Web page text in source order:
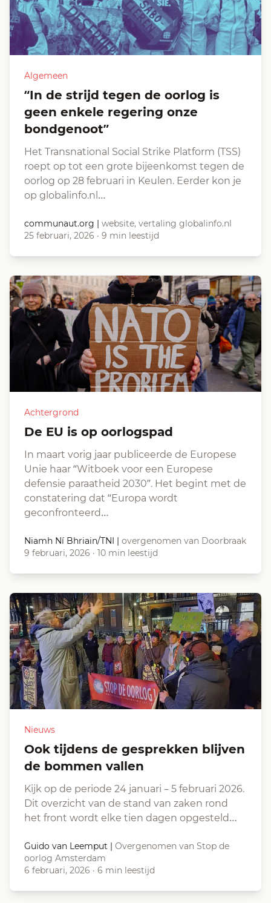
Algemeen
“In de strijd tegen de oorlog is
geen enkele regering onze
bondgenoot”
Het Transnational Social Strike Platform (TSS)
roept op tot een grote bijeenkomst tegen de
oorlog op 28 februari in Keulen. Eerder kon je
op globalinfo.nl…
communaut.org | website, vertaling globalinfo.nl
25 februari, 2026 · 9 min leestijd
Achtergrond
De EU is op oorlogspad
In maart vorig jaar publiceerde de Europese
Unie haar “Witboek voor een Europese
defensie paraatheid 2030”. Het begint met de
constatering dat “Europa wordt
geconfronteerd…
Niamh Ní Bhriain/TNI | overgenomen van Doorbraak
9 februari, 2026 · 10 min leestijd
Nieuws
Ook tijdens de gesprekken blijven
de bommen vallen
Kijk op de periode 24 januari – 5 februari 2026.
Dit overzicht van de stand van zaken rond
het front wordt elke tien dagen opgesteld…
Guido van Leemput | Overgenomen van Stop de
oorlog Amsterdam
6 februari, 2026 · 6 min leestijd